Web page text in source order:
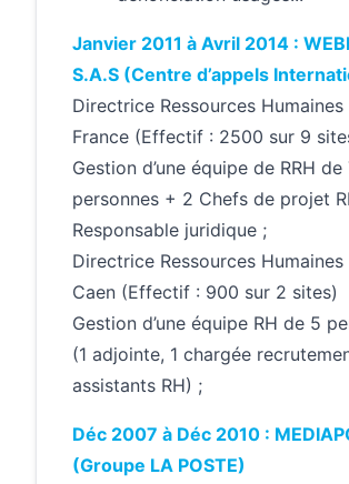
Janvier 2011 à Avril 2014 :
S.A.S (Centre d’appels
Directrice Ressources Humaines
France (Effectif : 2500 sur 9
Gestion d’une équipe de RRH de
personnes + 2 Chefs de projet
Responsable juridique ;
Directrice Ressources
Caen (Effectif : 900 sur 2 sites)
Gestion d’une équipe RH de 5
(1 adjointe, 1 chargée
assistants RH) ;
Déc 2007 à Déc 2010 :
(Groupe LA POSTE)